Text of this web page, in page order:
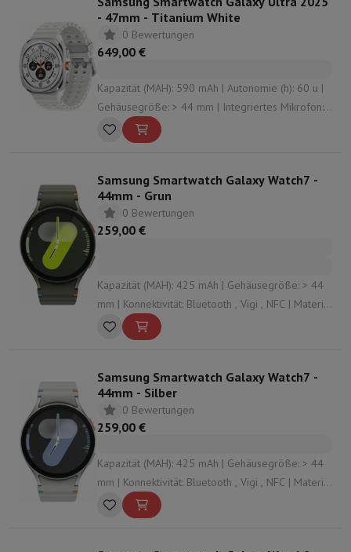
- 47mm - Titanium White
0 Bewertungen
649,00 €
Kapazität (MAH): 590 mAh | Autonomie (h): 60 u |
Gehäusegröße: > 44 mm | Integriertes Mikrofon:
Ja | Konnektivität: Bluetooth , NFC , Vigi ,
undefined
Samsung Smartwatch Galaxy Watch7 -
44mm - Grun
0 Bewertungen
259,00 €
Kapazität (MAH): 425 mAh | Gehäusegröße: > 44
mm | Konnektivität: Bluetooth , Vigi , NFC | Material
des Armbands: Silikon | Material des Gehäuses:
Aluminium
Samsung Smartwatch Galaxy Watch7 -
44mm - Silber
0 Bewertungen
259,00 €
Kapazität (MAH): 425 mAh | Gehäusegröße: > 44
mm | Konnektivität: Bluetooth , Vigi , NFC | Material
des Armbands: Silikon | Material des Gehäuses:
Aluminium